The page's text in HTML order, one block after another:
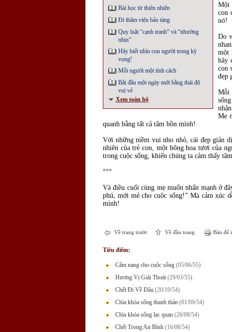
Bài học từ thiên nhiên
Đi thăm viện bảo tàng
Quy luật “cạnh tranh” và “nhường
nhịn”
Hãy biết nhìn con người trong kỳ
vọng!
Mỗi người một tính cách
Bắt đầu một ngày mới bằng thái độ
vui vẻ
Xem toàn bộ
Một
con
nó!
Do
một
hãy
con
đẹp
Mỗi
Mẹ
quanh bằng tất cả tâm hồn mình!
Với những niềm vui nho nhỏ, cái đẹp giản
nhiên của trẻ con, một bông hoa tươi của
trong cuộc sống, khiến chúng ta cảm thấy
°°°
Và điều cuối cùng mẹ muốn nhấn mạnh ở
phú, mới mẻ cho cuộc sống!” Mà cảm xúc
mình!
Về trang trước Về đầu trang Bản để
Tiêu điểm:
Cẩm nang cho cuộc sống (05/06/55)
Hương Vị Giải Thoát (29/03/55)
Chết Đi Về Đâu (20/10/54)
Chìa khóa sống thanh thản (01/09/54)
Chìa khóa sống lạc quan (26/08/54)
Chết Trong An Bình (16/08/54)